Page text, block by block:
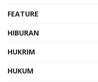
FEATURE
HIBURAN
HUKRIM
HUKUM